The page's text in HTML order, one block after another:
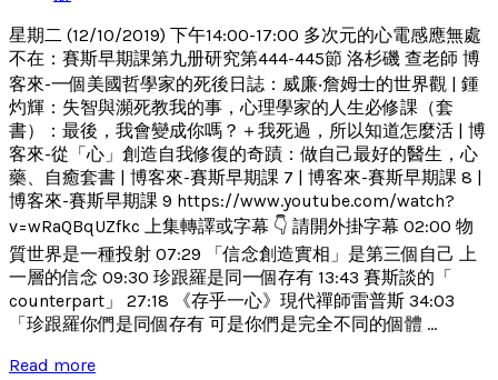
星期二 (12/10/2019) 下午14:00-17:00 多次元的心電感應無處
不在：賽斯早期課第九册研究第444-445節 洛杉磯 查老師 博
客來-一個美國哲學家的死後日誌：威廉‧詹姆士的世界觀 | 鍾
灼輝：失智與瀕死教我的事，心理學家的人生必修課（套
書）：最後，我會變成你嗎？＋我死過，所以知道怎麼活 | 博
客來-從「心」創造自我修復的奇蹟：做自己最好的醫生，心
藥、自癒套書 | 博客來-賽斯早期課 7 | 博客來-賽斯早期課 8 |
博客來-賽斯早期課 9 https://www.youtube.com/watch?
v=wRaQBqUZfkc 上集轉譯或字幕 👇 請開外掛字幕 02:00 物
質世界是一種投射 07:29 「信念創造實相」是第三個自己 上
一層的信念 09:30 珍跟羅是同一個存有 13:43 賽斯談的「
counterpart」 27:18 《存乎一心》現代禪師雷普斯 34:03
「珍跟羅你們是同個存有 可是你們是完全不同的個體 ...
Read more